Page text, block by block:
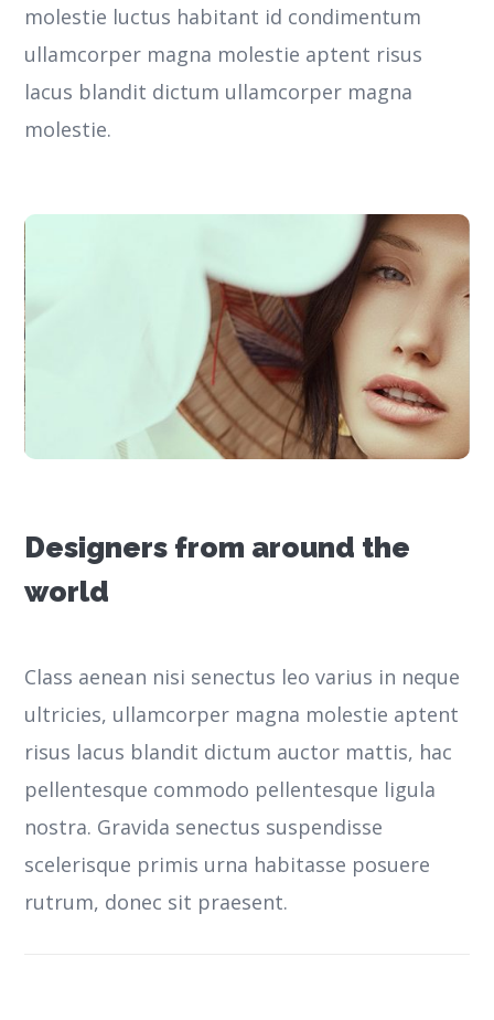
molestie luctus habitant id condimentum
ullamcorper magna molestie aptent risus
lacus blandit dictum ullamcorper magna
molestie.
Designers from around the
world
Class aenean nisi senectus leo varius in neque
ultricies, ullamcorper magna molestie aptent
risus lacus blandit dictum auctor mattis, hac
pellentesque commodo pellentesque ligula
nostra. Gravida senectus suspendisse
scelerisque primis urna habitasse posuere
rutrum, donec sit praesent.